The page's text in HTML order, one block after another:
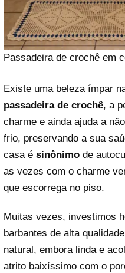
Passadeira de crochê em
Existe uma beleza ímpar
passadeira de crochê, a
charme e ainda ajuda a
frio, preservando a sua
casa é sinônimo de
as vezes com o charme
que escorrega no piso.
Muitas vezes, investimos
barbantes de alta
natural, embora linda e
atrito baixíssimo com o